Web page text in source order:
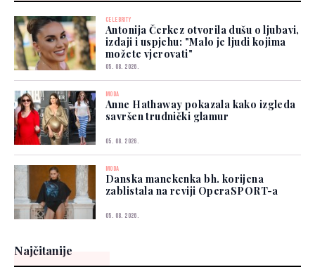
CELEBRITY
Antonija Čerkez otvorila dušu o ljubavi,
izdaji i uspjehu: "Malo je ljudi kojima
možete vjerovati"
05. 08. 2026.
MODA
Anne Hathaway pokazala kako izgleda
savršen trudnički glamur
05. 08. 2026.
MODA
Danska manekenka bh. korijena
zablistala na reviji OperaSPORT-a
05. 08. 2026.
Najčitanije